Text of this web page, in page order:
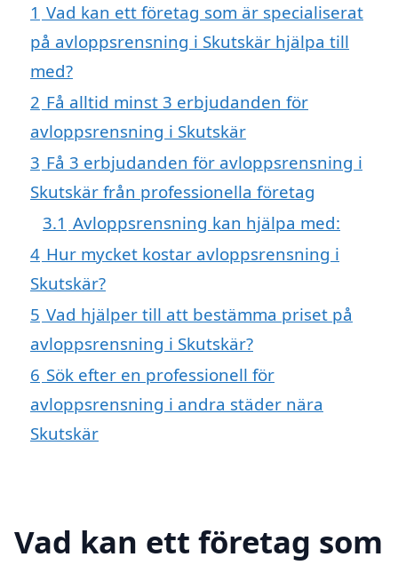
1 Vad kan ett företag som är specialiserat
på avloppsrensning i Skutskär hjälpa till
med?
2 Få alltid minst 3 erbjudanden för
avloppsrensning i Skutskär
3 Få 3 erbjudanden för avloppsrensning i
Skutskär från professionella företag
3.1 Avloppsrensning kan hjälpa med:
4 Hur mycket kostar avloppsrensning i
Skutskär?
5 Vad hjälper till att bestämma priset på
avloppsrensning i Skutskär?
6 Sök efter en professionell för
avloppsrensning i andra städer nära
Skutskär
Vad kan ett företag som